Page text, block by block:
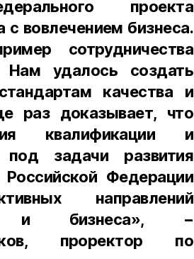
проекта
с вовлечением бизнеса.
сотрудничества
Нам удалось создать
качества и
раз доказывает, что
квалификации и
под задачи развития
Федерации
направлений
и бизнеса», −
проректор по